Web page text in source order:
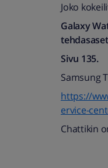
Joko
Galaxy
Sivu 135.
Samsung
https://
ervice-
Chattikin